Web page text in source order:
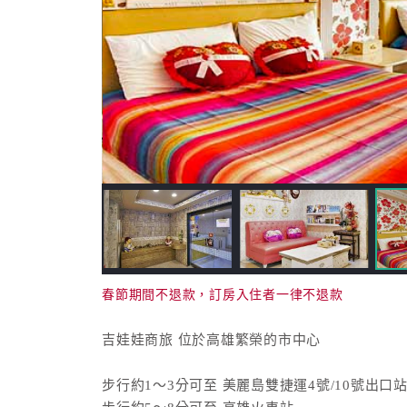
春節期間不退款，訂房入住者一律不退款
吉娃娃商旅 位於高雄繁榮的市中心
步行約1～3分可至 美麗島雙捷運4號/10號出口站